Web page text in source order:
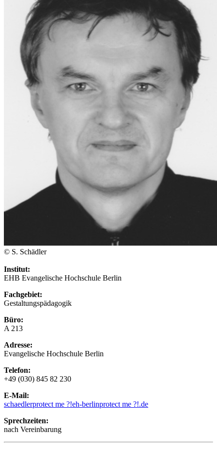
© S. Schädler
Institut:
EHB Evangelische Hochschule Berlin
Fachgebiet:
Gestaltungspädagogik
Büro:
A 213
Adresse:
Evangelische Hochschule Berlin
Telefon:
+49 (030) 845 82 230
E-Mail:
schaedlerprotect me ?!eh-berlinprotect me ?!.de
Sprechzeiten:
nach Vereinbarung